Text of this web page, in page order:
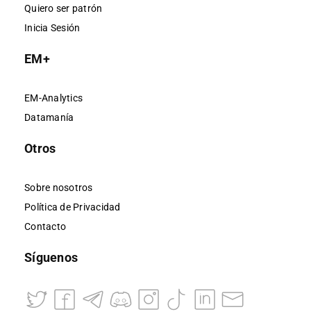
Quiero ser patrón
Inicia Sesión
EM+
EM-Analytics
Datamanía
Otros
Sobre nosotros
Política de Privacidad
Contacto
Síguenos